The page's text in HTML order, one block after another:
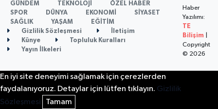
GÜNDEM TEKNOLOJİ
ÖZEL HABER
SPOR
DÜNYA EKONOMİ
SİYASET
SAĞLIK
YAŞAM
EĞİTİM
Gizlilik Sözleşmesi
İletişim
Künye
Topluluk Kuralları
Yayın İlkeleri
Haber
Yazılımı:
TE
Bilişim
Copyright
© 2026
En iyi site deneyimi sağlamak için çerezlerden
faydalanıyoruz. Detaylar için lütfen tıklayın. Gizlilik
Sözleşmesi
Tamam